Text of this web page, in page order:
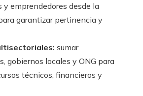
y emprendedores desde la
garantizar pertinencia y
sumar
gobiernos locales y ONG para
técnicos, financieros y